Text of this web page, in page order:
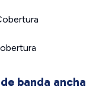
banda ancha